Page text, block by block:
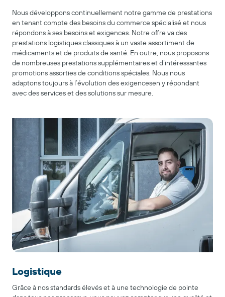
Nous développons continuellement notre gamme de prestations
en tenant compte des besoins du commerce spécialisé et nous
répondons à ses besoins et exigences. Notre offre va des
prestations logistiques classiques à un vaste assortiment de
médicaments et de produits de santé. En outre, nous proposons
de nombreuses prestations supplémentaires et d’intéressantes
promotions assorties de conditions spéciales. Nous nous
adaptons toujours à l’évolution des exigencesen y répondant
avec des services et des solutions sur mesure.
Logistique
Grâce à nos standards élevés et à une technologie de pointe